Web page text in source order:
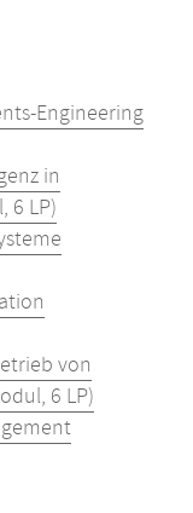
Engineering
in
6 LP)
von
6 LP)